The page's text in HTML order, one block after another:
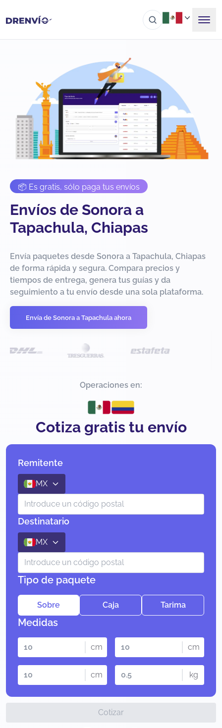
📦 Es gratis, sólo paga tus envíos
Envíos de Sonora a
Tapachula, Chiapas
Envía paquetes desde Sonora a Tapachula, Chiapas
de forma rápida y segura. Compara precios y
tiempos de entrega, genera tus guías y da
seguimiento a tu envío desde una sola plataforma.
Envía de Sonora a Tapachula ahora
Operaciones en:
Cotiza gratis tu envío
Remitente
MX
Destinatario
MX
Tipo de paquete
Sobre Caja Tarima
Medidas
cm cm
cm kg
Cotizar